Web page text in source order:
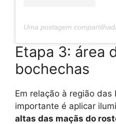
Etapa 3: área
bochechas
Em relação à região das
importante é aplicar
altas das maçãs do